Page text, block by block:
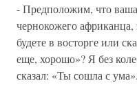
- Предположим, что ваша
чернокожего
будете в восторге или
еще, хорошо»? Я без
сказал: «Ты сошла с ума».